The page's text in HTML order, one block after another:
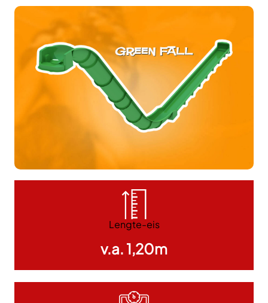
Lengte-eis
v.a. 1,20m